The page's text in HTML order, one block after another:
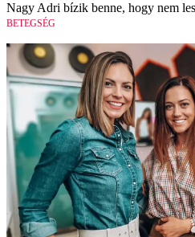
Nagy Adri bízik benne, hogy nem
BETEGSÉG